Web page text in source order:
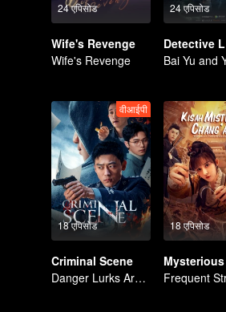
24 एपिसोड
Wife's Revenge
Wife's Revenge
24 एपिसोड
Detective L
18 एपिसोड
वीआईपी
Criminal Scene
Danger Lurks Around You
18 एपिसोड